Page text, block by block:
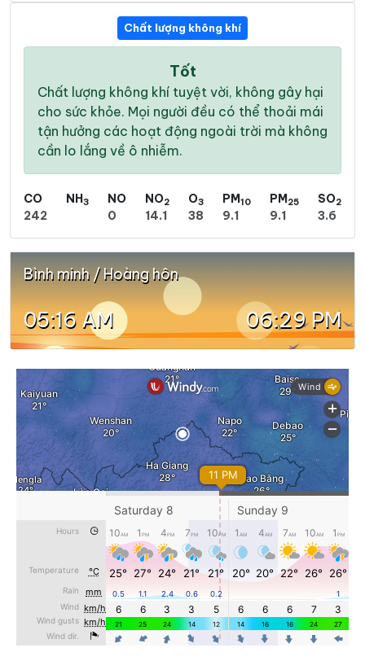
Chất lượng không khí
Tốt
Chất lượng không khí tuyệt vời, không gây hại
cho sức khỏe. Mọi người đều có thể thoải mái
tận hưởng các hoạt động ngoài trời mà không
cần lo lắng về ô nhiễm.
CO
242
NH3
NO
0
NO2
14.1
O3
38
PM10
9.1
PM25
9.1
SO2
3.6
Bình minh / Hoàng hôn
05:16 AM 06:29 PM